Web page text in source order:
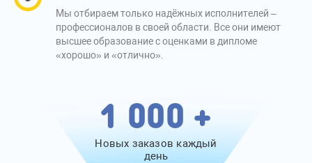
Мы отбираем только надёжных исполнителей –
профессионалов в своей области. Все они имеют
высшее образование с оценками в дипломе
«хорошо» и «отлично».
1 000 +
Новых заказов каждый
день